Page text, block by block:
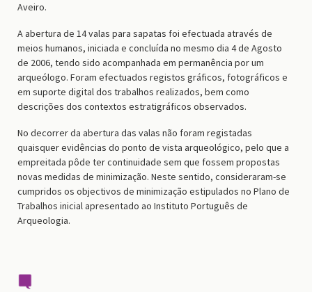
Aveiro.
A abertura de 14 valas para sapatas foi efectuada através de
meios humanos, iniciada e concluída no mesmo dia 4 de Agosto
de 2006, tendo sido acompanhada em permanência por um
arqueólogo. Foram efectuados registos gráficos, fotográficos e
em suporte digital dos trabalhos realizados, bem como
descrições dos contextos estratigráficos observados.
No decorrer da abertura das valas não foram registadas
quaisquer evidências do ponto de vista arqueológico, pelo que a
empreitada pôde ter continuidade sem que fossem propostas
novas medidas de minimização. Neste sentido, consideraram-se
cumpridos os objectivos de minimização estipulados no Plano de
Trabalhos inicial apresentado ao Instituto Português de
Arqueologia.